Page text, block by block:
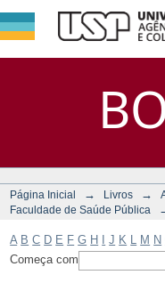
Página Inicial → Livros →
Faculdade de Saúde Pública
A B C D E F G H J K M N
Começa com